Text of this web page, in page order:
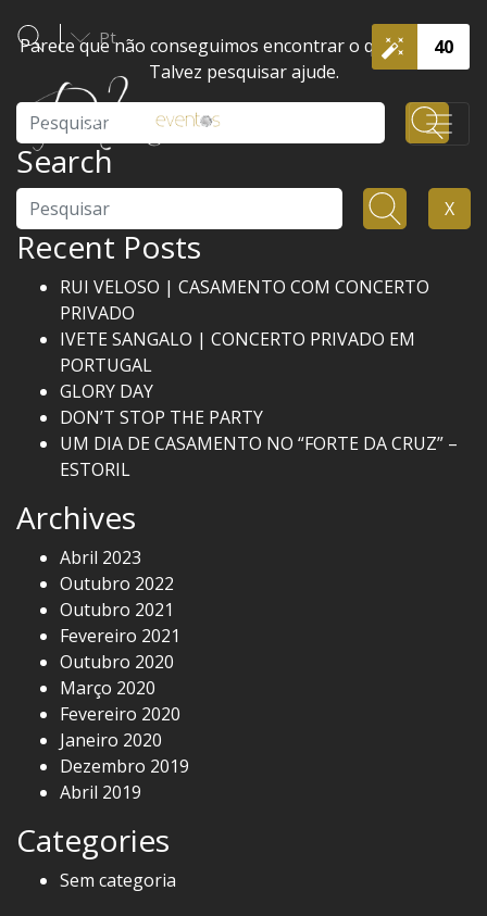
40
Pt
Parece que não conseguimos encontrar o que procura.
Talvez pesquisar ajude.
Search
Pesquisar X
Recent Posts
RUI VELOSO | CASAMENTO COM CONCERTO
PRIVADO
IVETE SANGALO | CONCERTO PRIVADO EM
PORTUGAL
GLORY DAY
DON’T STOP THE PARTY
UM DIA DE CASAMENTO NO “FORTE DA CRUZ” –
ESTORIL
Archives
Abril 2023
Outubro 2022
Outubro 2021
Fevereiro 2021
Outubro 2020
Março 2020
Fevereiro 2020
Janeiro 2020
Dezembro 2019
Abril 2019
Categories
Sem categoria